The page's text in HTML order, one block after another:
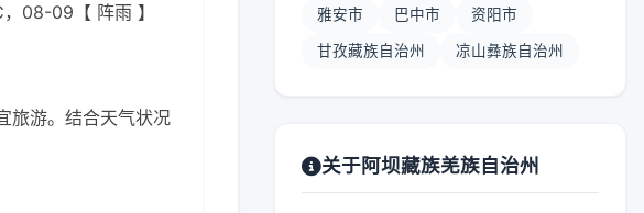
08-09【 阵雨 】
旅游。结合天气状况
雅安市 巴中市 资阳市
甘孜藏族自治州 凉山彝族自治州
关于阿坝藏族羌族自治州